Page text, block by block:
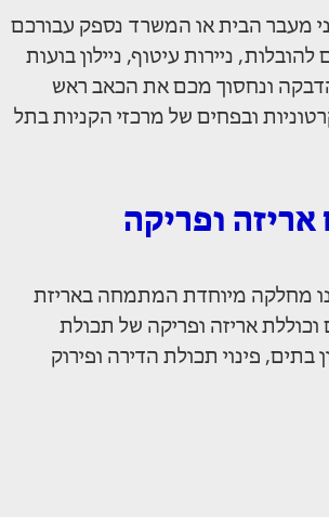
מעבר הבית או המשרד נספק עבורכם
ניירות עיטוף, ניילון בועות
ונחסוך מכם את הכאב ראש
ובפחים של מרכזי הקניות בתל
אריזה ופריקה
מחלקה מיוחדת המתמחה באריזת
אריזה ופריקה של תכולת
בתים, פינוי תכולת הדירה ופירוק